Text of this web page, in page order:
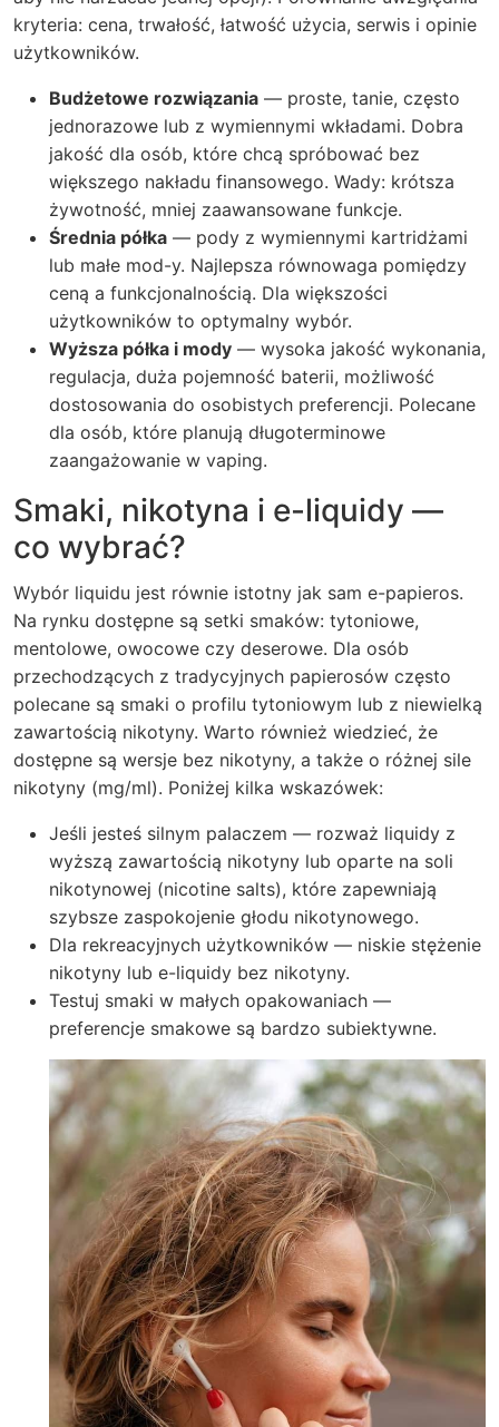
kryteria: cena, trwałość, łatwość użycia, serwis i opinie
użytkowników.
Budżetowe rozwiązania — proste, tanie, często
jednorazowe lub z wymiennymi wkładami. Dobra
jakość dla osób, które chcą spróbować bez
większego nakładu finansowego. Wady: krótsza
żywotność, mniej zaawansowane funkcje.
Średnia półka — pody z wymiennymi kartridżami
lub małe mod-y. Najlepsza równowaga pomiędzy
ceną a funkcjonalnością. Dla większości
użytkowników to optymalny wybór.
Wyższa półka i mody — wysoka jakość wykonania,
regulacja, duża pojemność baterii, możliwość
dostosowania do osobistych preferencji. Polecane
dla osób, które planują długoterminowe
zaangażowanie w vaping.
Smaki, nikotyna i e-liquidy —
co wybrać?
Wybór liquidu jest równie istotny jak sam e-papieros.
Na rynku dostępne są setki smaków: tytoniowe,
mentolowe, owocowe czy deserowe. Dla osób
przechodzących z tradycyjnych papierosów często
polecane są smaki o profilu tytoniowym lub z niewielką
zawartością nikotyny. Warto również wiedzieć, że
dostępne są wersje bez nikotyny, a także o różnej sile
nikotyny (mg/ml). Poniżej kilka wskazówek:
Jeśli jesteś silnym palaczem — rozważ liquidy z
wyższą zawartością nikotyny lub oparte na soli
nikotynowej (nicotine salts), które zapewniają
szybsze zaspokojenie głodu nikotynowego.
Dla rekreacyjnych użytkowników — niskie stężenie
nikotyny lub e-liquidy bez nikotyny.
Testuj smaki w małych opakowaniach —
preferencje smakowe są bardzo subiektywne.